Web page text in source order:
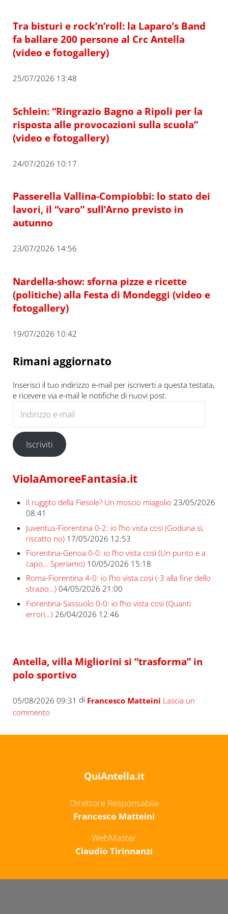
Tra bisturi e rock’n’roll: la Laparo’s Band
fa ballare 200 persone al Crc Antella
(video e fotogallery)
25/07/2026 13:48
Schlein: “Ringrazio Bagno a Ripoli per la
risposta alle provocazioni sulla scuola”
(video e fotogallery)
24/07/2026 10:17
Passerella Vallina-Compiobbi: lo stato dei
lavori, il “varo” sull’Arno previsto in
autunno
23/07/2026 14:56
Nardella-show: sforna pizze e ricette
(politiche) alla Festa di Mondeggi (video e
fotogallery)
19/07/2026 10:42
Rimani aggiornato
Inserisci il tuo indirizzo e-mail per iscriverti a questa testata,
e ricevere via e-mail le notifiche di nuovi post.
Iscriviti
ViolaAmoreeFantasia.it
Il ruggito della Fiesole? Un moscio miagolio 23/05/2026
08:41
Juventus-Fiorentina 0-2: io l’ho vista così (Goduria sì,
riscatto no) 17/05/2026 12:53
Fiorentina-Genoa 0-0: io l’ho vista così (Un punto e a
capo… Speriamo) 10/05/2026 15:18
Roma-Fiorentina 4-0: io l’ho vista così (-3 alla fine dello
strazio…) 04/05/2026 21:00
Fiorentina-Sassuolo 0-0: io l’ho vista così (Quanti
errori…) 26/04/2026 12:46
Antella, villa Migliorini si “trasforma” in
polo sportivo
05/08/2026 09:31 di Francesco Matteini Lascia un
commento
QuiAntella.it
Direttore Responsabile
Francesco Matteini
WebMaster
Claudio Tirinnanzi